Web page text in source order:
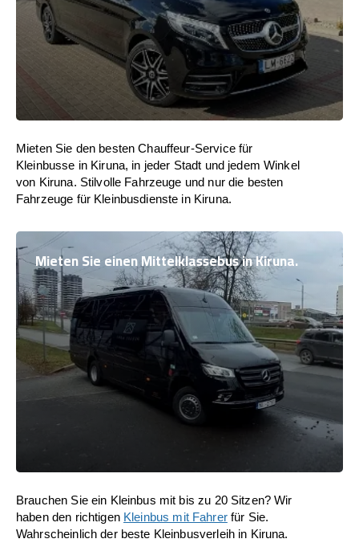
Mieten Sie den besten Chauffeur-Service für
Kleinbusse in Kiruna, in jeder Stadt und jedem Winkel
von Kiruna. Stilvolle Fahrzeuge und nur die besten
Fahrzeuge für Kleinbusdienste in Kiruna.
Mieten Sie einen Mittelklassebus in Kiruna.
Brauchen Sie ein Kleinbus mit bis zu 20 Sitzen? Wir
haben den richtigen Kleinbus mit Fahrerfür Sie.
Wahrscheinlich der beste Kleinbusverleih in Kiruna.